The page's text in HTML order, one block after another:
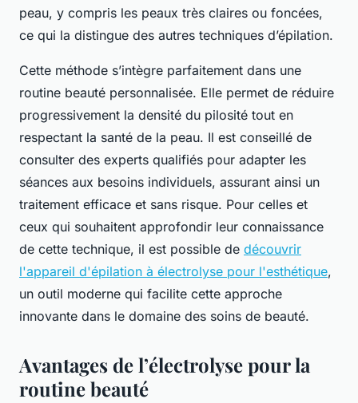
peau, y compris les peaux très claires ou foncées,
ce qui la distingue des autres techniques d’épilation.
Cette méthode s’intègre parfaitement dans une
routine beauté personnalisée. Elle permet de réduire
progressivement la densité du pilosité tout en
respectant la santé de la peau. Il est conseillé de
consulter des experts qualifiés pour adapter les
séances aux besoins individuels, assurant ainsi un
traitement efficace et sans risque. Pour celles et
ceux qui souhaitent approfondir leur connaissance
de cette technique, il est possible de découvrir
l'appareil d'épilation à électrolyse pour l'esthétique,
un outil moderne qui facilite cette approche
innovante dans le domaine des soins de beauté.
Avantages de l’électrolyse pour la
routine beauté